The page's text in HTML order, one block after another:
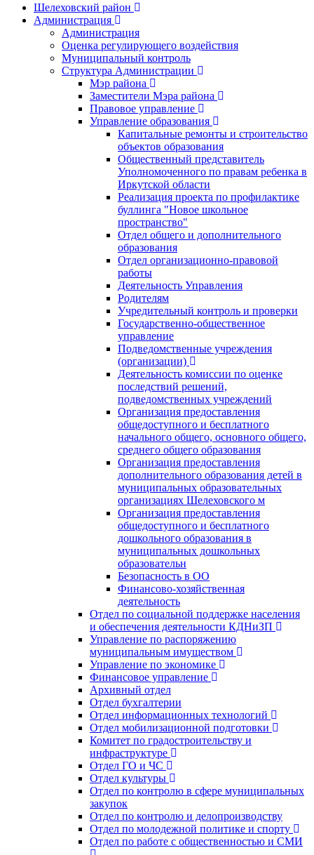
Шелеховский район
Администрация
Администрация
Оценка регулирующего воздействия
Муниципальный контроль
Структура Администрации
Мэр района
Заместители Мэра района
Правовое управление
Управление образования
Капитальные ремонты и строительство
объектов образования
Общественный представитель
Уполномоченного по правам ребенка в
Иркутской области
Реализация проекта по профилактике
буллинга "Новое школьное
пространство"
Отдел общего и дополнительного
образования
Отдел организационно-правовой
работы
Деятельность Управления
Родителям
Учредительный контроль и проверки
Государственно-общественное
управление
Подведомственные учреждения
(организации)
Деятельность комиссии по оценке
последствий решений,
подведомственных учреждений
Организация предоставления
общедоступного и бесплатного
начального общего, основного общего,
среднего общего образования
Организация предоставления
дополнительного образования детей в
муниципальных образовательных
организациях Шелеховского м
Организация предоставления
общедоступного и бесплатного
дошкольного образования в
муниципальных дошкольных
образовательн
Безопасность в ОО
Финансово-хозяйственная
деятельность
Отдел по социальной поддержке населения
и обеспечения деятельности КДНиЗП
Управление по распоряжению
муниципальным имуществом
Управление по экономике
Финансовое управление
Архивный отдел
Отдел бухгалтерии
Отдел информационных технологий
Отдел мобилизационной подготовки
Комитет по градостроительству и
инфраструктуре
Отдел ГО и ЧС
Отдел культуры
Отдел по контролю в сфере муниципальных
закупок
Отдел по контролю и делопроизводству
Отдел по молодежной политике и спорту
Отдел по работе с общественностью и СМИ